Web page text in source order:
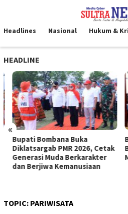
kontenMobile
Headlines Nasional Hukum &
HEADLINE
«
Bupati Bombana Buka
Diklatsargab PMR 2026, Cetak
Generasi Muda Berkarakter
dan Berjiwa Kemanusiaan
TOPIC: PARIWISATA